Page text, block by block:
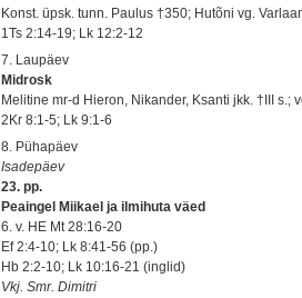
Konst. üpsk. tunn. Paulus †350; Hutõni vg.
1Ts 2:14-19; Lk 12:2-12
7. Laupäev
Midrosk
Melitine mr-d Hieron, Nikander, Ksanti jkk. †III s.;
2Kr 8:1-5; Lk 9:1-6
8. Pühapäev
Isadepäev
23. pp.
Peaingel Miikael ja ilmihuta väed
6. v. HE Mt 28:16-20
Ef 2:4-10; Lk 8:41-56 (pp.)
Hb 2:2-10; Lk 10:16-21 (inglid)
Vkj. Smr. Dimitri